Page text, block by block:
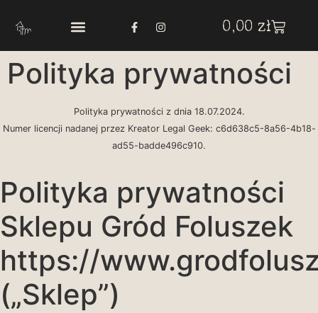
0,00 zł
Polityka prywatności
Polityka prywatności z dnia 18.07.2024.
Numer licencji nadanej przez Kreator Legal Geek: c6d638c5-8a56-4b18-
ad55-badde496c910.
Polityka prywatności
Sklepu Gród Foluszek
https://
(„Sklep”)